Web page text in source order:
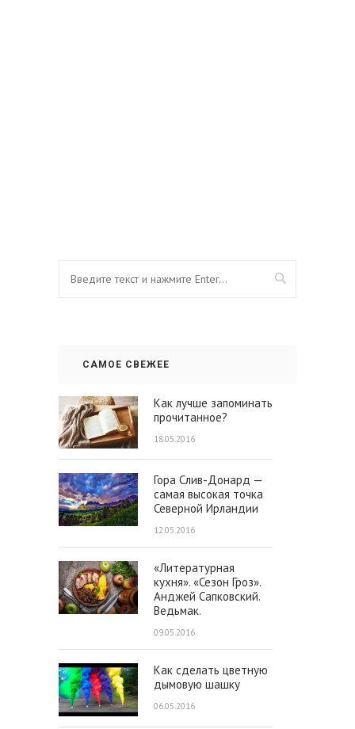
САМОЕ СВЕЖЕЕ
Как лучше запоминать
прочитанное?
18.05.2016
Гора Слив-Донард —
самая высокая точка
Северной Ирландии
12.05.2016
«Литературная
кухня». «Сезон Гроз».
Анджей Сапковский.
Ведьмак.
09.05.2016
Как сделать цветную
дымовую шашку
06.05.2016